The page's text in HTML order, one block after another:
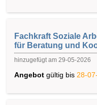
Fachkraft Soziale
für Beratung und
hinzugefügt am 29-05-2026
Angebot gültig bis 28-